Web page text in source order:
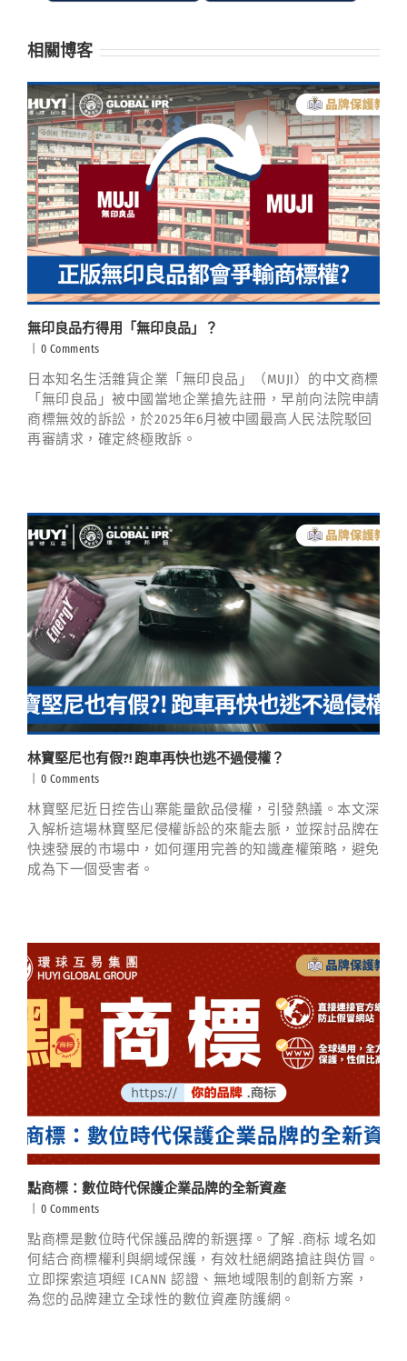
相關博客
無印良品冇得用「無印良品」？
0 Comments
日本知名生活雜貨企業「無印良品」（MUJI）的中文商標
「無印良品」被中國當地企業搶先註冊，早前向法院申請
商標無效的訴訟，於2025年6月被中國最高人民法院駁回
再審請求，確定終極敗訴。
林寶堅尼也有假?! 跑車再快也逃不過侵權？
0 Comments
林寶堅尼近日控告山寨能量飲品侵權，引發熱議。本文深
入解析這場林寶堅尼侵權訴訟的來龍去脈，並探討品牌在
快速發展的市場中，如何運用完善的知識產權策略，避免
成為下一個受害者。
點商標：數位時代保護企業品牌的全新資產
0 Comments
點商標是數位時代保護品牌的新選擇。了解 .商标 域名如
何結合商標權利與網域保護，有效杜絕網路搶註與仿冒。
立即探索這項經 ICANN 認證、無地域限制的創新方案，
為您的品牌建立全球性的數位資產防護網。